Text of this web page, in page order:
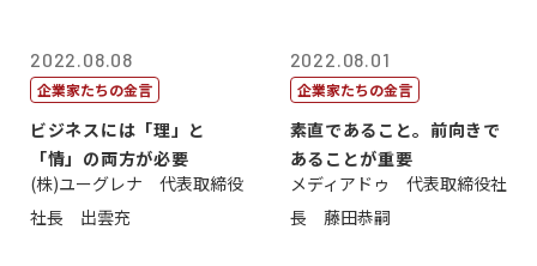
2022.08.08
企業家たちの金言
ビジネスには「理」と
「情」の両方が必要
(株)ユーグレナ 代表取締役
社長 出雲充
2022.08.01
企業家たちの金言
素直であること。前向きで
あることが重要
メディアドゥ 代表取締役社
長 藤田恭嗣